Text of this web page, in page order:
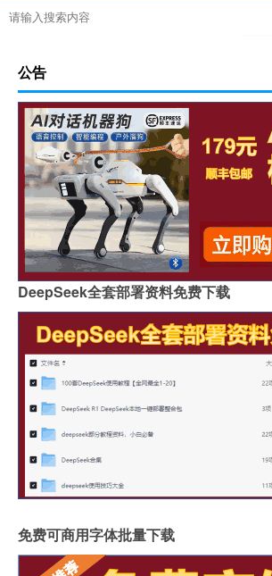
公告
DeepSeek全套部署资料免费下载
免费可商用字体批量下载